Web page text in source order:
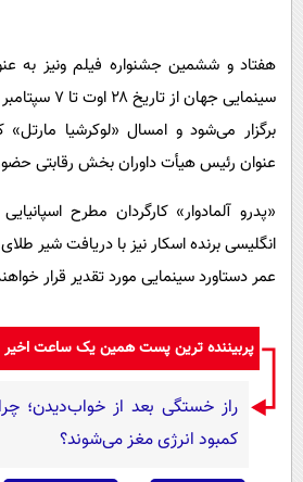
هفتاد و ششمین جشنواره فیلم ونیز به
برگزار می‌شود و امسال «لوکرشیا مارتل»
عنوان رئیس هیأت داوران بخش رقابتی
«پدرو آلمادوار» کارگردان مطرح
انگلیسی برنده اسکار نیز با دریافت شیر
عمر دستاورد سینمایی مورد تقدیر قرار
پربیننده ترین پست همین یک ساعت اخیر
راز خستگی بعد از خواب‌دیدن؛
کمبود انرژی مغز می‌شوند؟